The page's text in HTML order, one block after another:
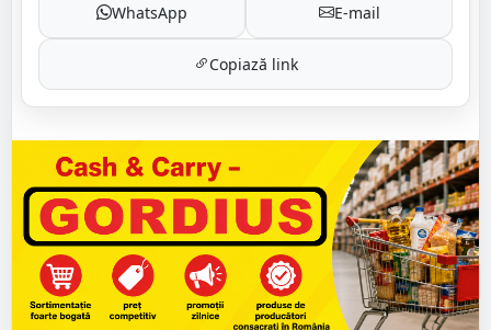
WhatsApp E-mail
Copiază link